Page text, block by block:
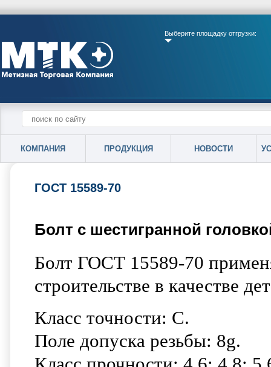
Выберите площадку отгрузки:
КОМПАНИЯ ПРОДУКЦИЯ НОВОСТИ
ГОСТ 15589-70
Болт с шестигранной
Болт ГОСТ 15589-70
строительстве в качестве
Класс точности: C.
Поле допуска резьбы: 8g.